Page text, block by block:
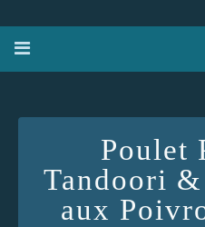
Poulet
Tandoori
aux